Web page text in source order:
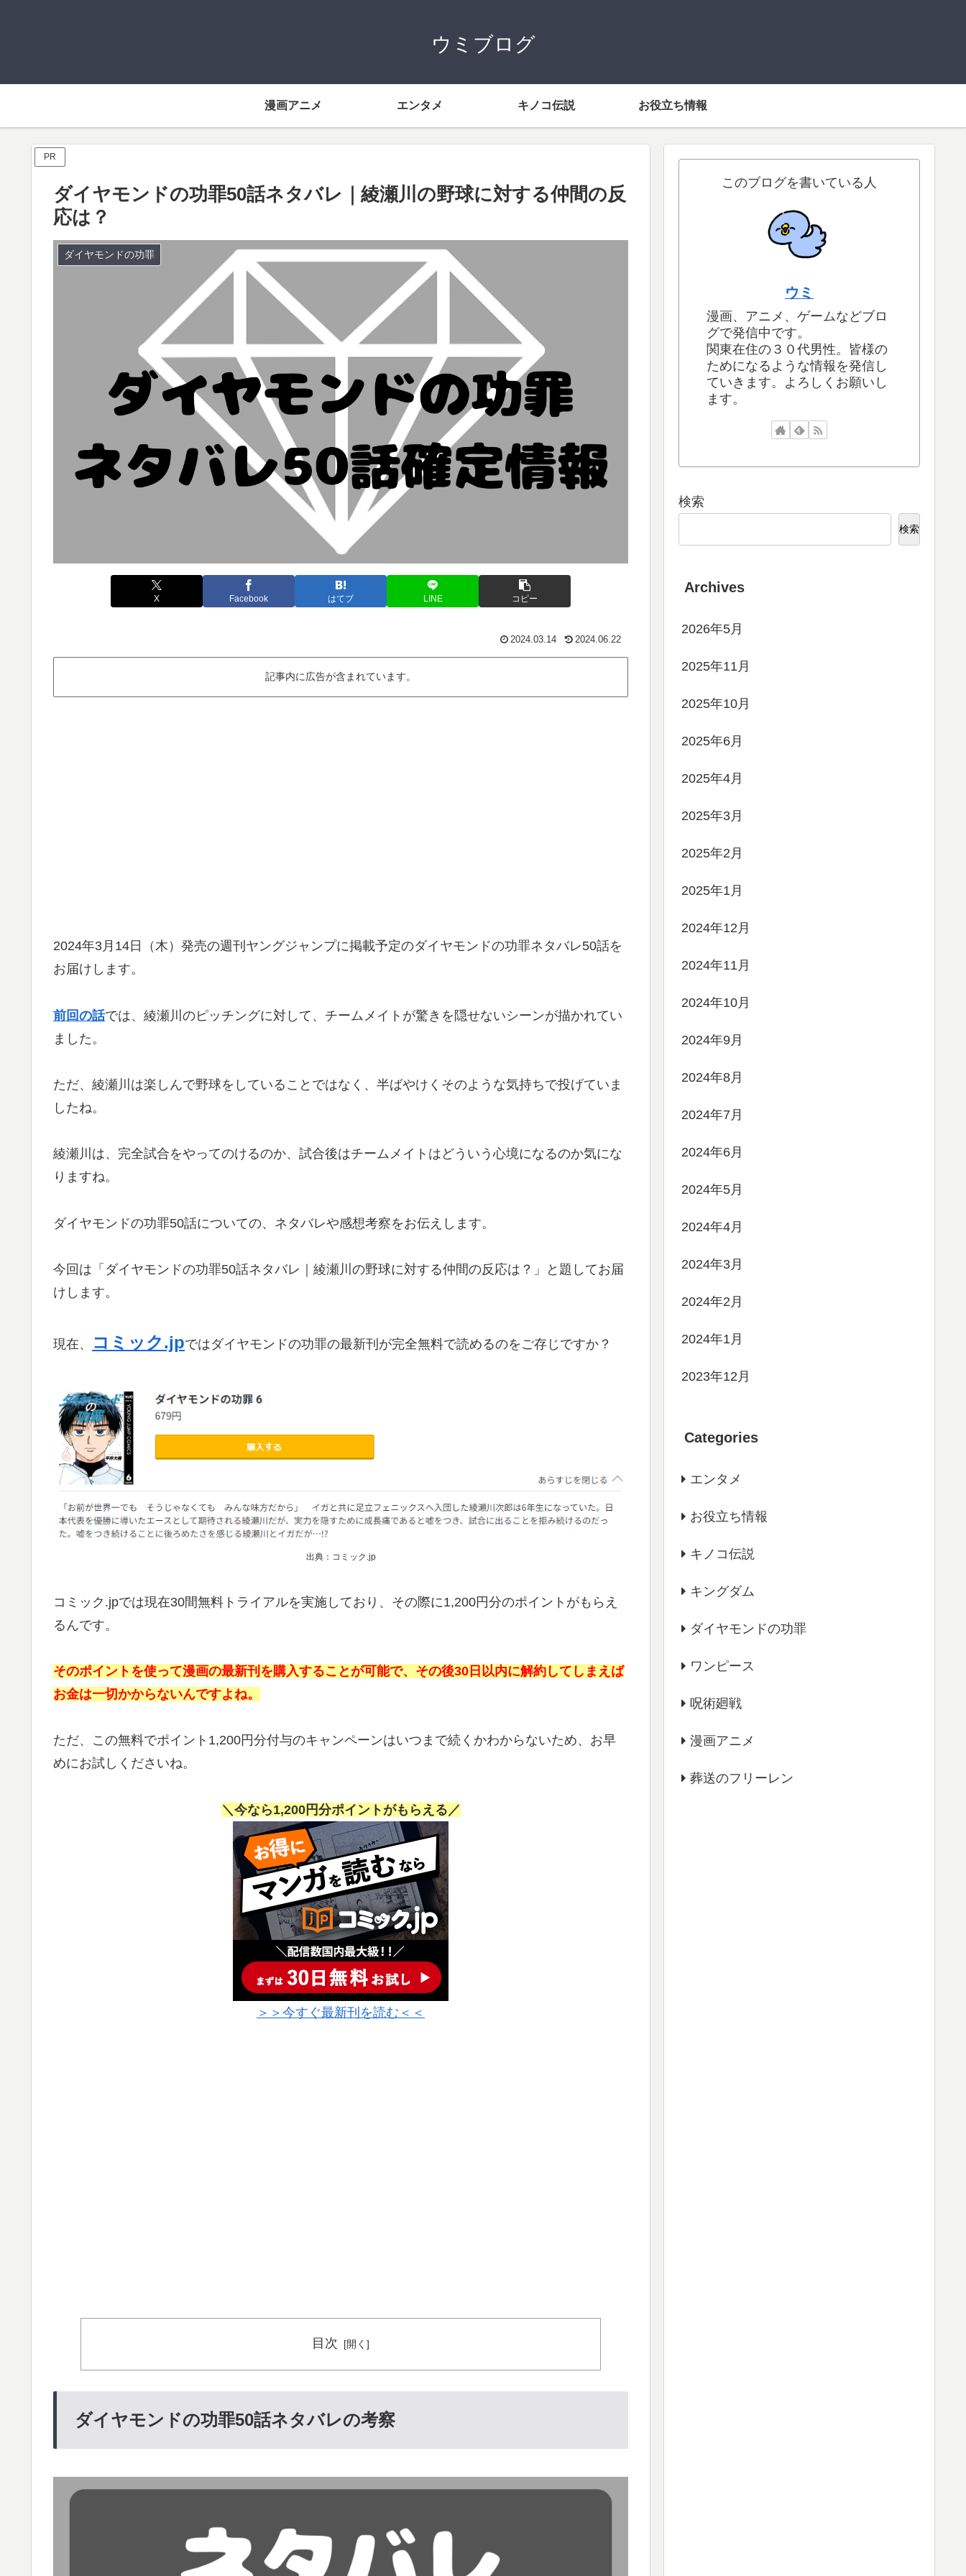
ウミブログ
漫画アニメ エンタメ キノコ伝説 お役立ち情報
PR
ダイヤモンドの功罪50話ネタバレ｜綾瀬川の野球に対する仲間の反
応は？
ダイヤモンドの功罪
X Facebook はてブ LINE コピー
2024.03.14 2024.06.22
記事内に広告が含まれています。
2024年3月14日（木）発売の週刊ヤングジャンプに掲載予定のダイヤモンドの功罪ネタバレ50話を
お届けします。
前回の話では、綾瀬川のピッチングに対して、チームメイトが驚きを隠せないシーンが描かれてい
ました。
ただ、綾瀬川は楽しんで野球をしていることではなく、半ばやけくそのような気持ちで投げていま
したね。
綾瀬川は、完全試合をやってのけるのか、試合後はチームメイトはどういう心境になるのか気にな
りますね。
ダイヤモンドの功罪50話についての、ネタバレや感想考察をお伝えします。
今回は「ダイヤモンドの功罪50話ネタバレ｜綾瀬川の野球に対する仲間の反応は？」と題してお届
けします。
現在、 コミック.jpではダイヤモンドの功罪の最新刊が完全無料で読めるのをご存じですか？
出典：コミック.jp
コミック.jpでは現在30間無料トライアルを実施しており、その際に1,200円分のポイントがもらえ
るんです。
そのポイントを使って漫画の最新刊を購入することが可能で、その後30日以内に解約してしまえば
お金は一切かからないんですよね。
ただ、この無料でポイント1,200円分付与のキャンペーンはいつまで続くかわからないため、お早
めにお試しくださいね。
＼今なら1,200円分ポイントがもらえる／
＞＞今すぐ最新刊を読む＜＜
目次
ダイヤモンドの功罪50話ネタバレの考察
このブログを書いている人
ウミ
漫画、アニメ、ゲームなどブロ
グで発信中です。
関東在住の３０代男性。皆様の
ためになるような情報を発信し
ていきます。よろしくお願いし
ます。
検索
検索
Archives
2026年5月
2025年11月
2025年10月
2025年6月
2025年4月
2025年3月
2025年2月
2025年1月
2024年12月
2024年11月
2024年10月
2024年9月
2024年8月
2024年7月
2024年6月
2024年5月
2024年4月
2024年3月
2024年2月
2024年1月
2023年12月
Categories
エンタメ
お役立ち情報
キノコ伝説
キングダム
ダイヤモンドの功罪
ワンピース
呪術廻戦
漫画アニメ
葬送のフリーレン